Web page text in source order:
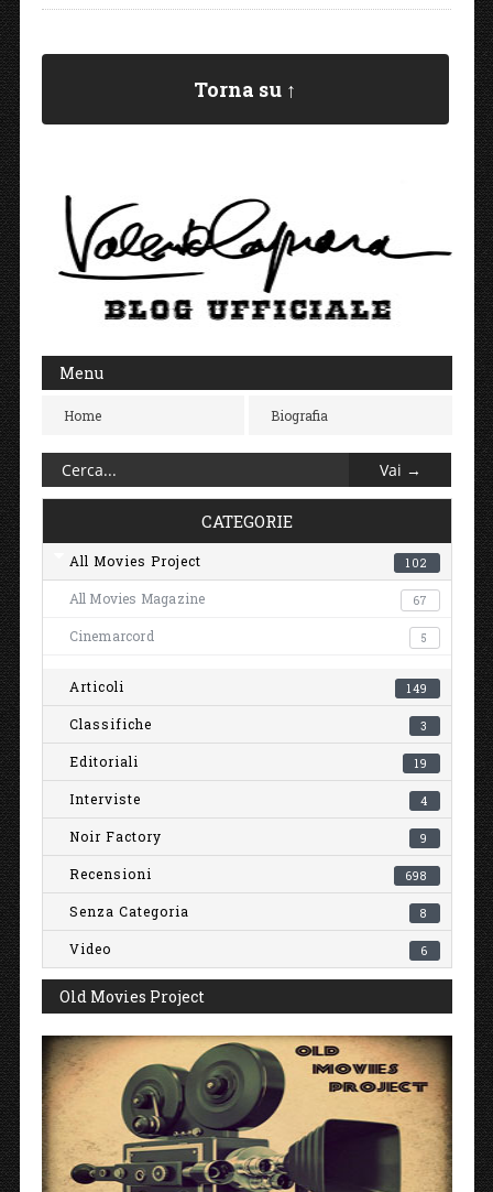
Torna su ↑
Menu
Home Biografia
CATEGORIE
All Movies Project 102
All Movies Magazine 67
Cinemarcord 5
Articoli 149
Classifiche 3
Editoriali 19
Interviste 4
Noir Factory 9
Recensioni 698
Senza Categoria 8
Video 6
Old Movies Project